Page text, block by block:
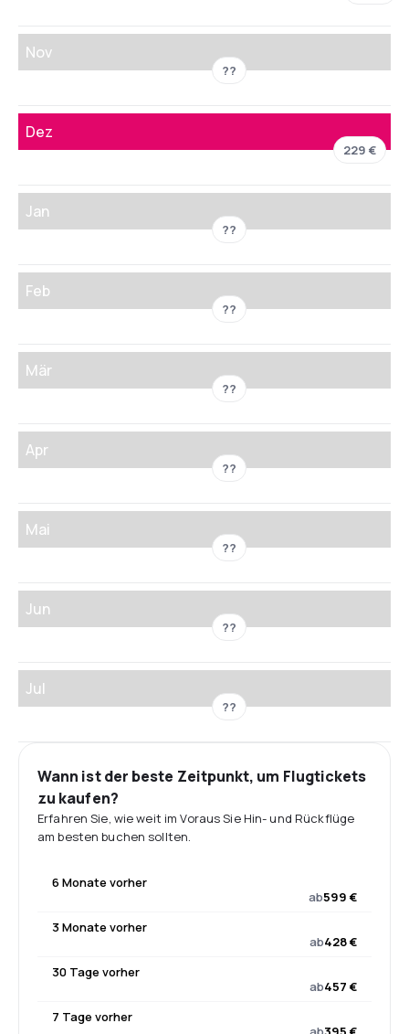
Nov
??
Dez
229 €
Jan
??
Feb
??
Mär
??
Apr
??
Mai
??
Jun
??
Jul
??
Wann ist der beste Zeitpunkt, um Flugtickets
zu kaufen?
Erfahren Sie, wie weit im Voraus Sie Hin- und Rückflüge
am besten buchen sollten.
6 Monate vorher
ab599 €
3 Monate vorher
ab428 €
30 Tage vorher
ab457 €
7 Tage vorher